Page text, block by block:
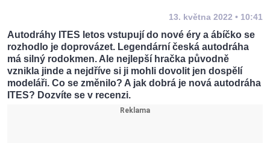
13. května 2022 • 10:41
Autodráhy ITES letos vstupují do nové éry a ábíčko se
rozhodlo je doprovázet. Legendární česká autodráha
má silný rodokmen. Ale nejlepší hračka původně
vznikla jinde a nejdříve si ji mohli dovolit jen dospělí
modeláři. Co se změnilo? A jak dobrá je nová autodráha
ITES? Dozvíte se v recenzi.